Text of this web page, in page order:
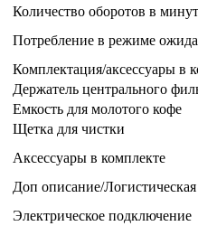
Количество оборотов в
Потребление в режиме
Комплектация/аксессуары в
Держатель центрального
Емкость для молотого кофе
Щетка для чистки
Аксессуары в комплекте
Доп описание/
Электрическое подключение